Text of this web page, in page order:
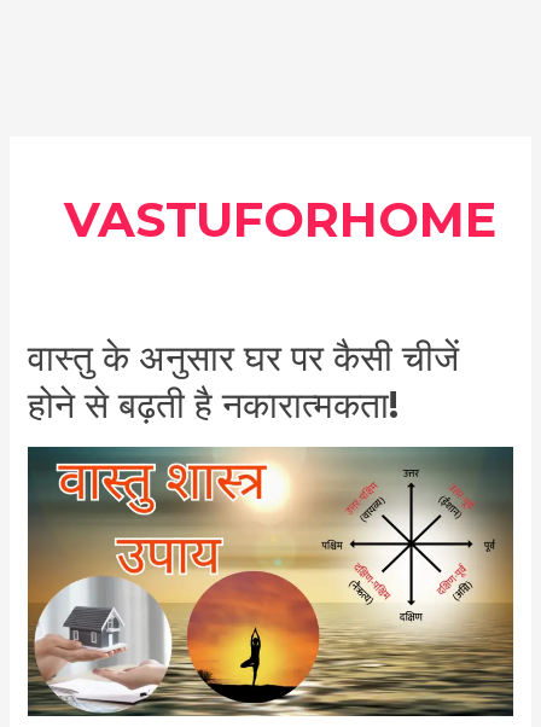
VASTUFORHOME
वास्तु के अनुसार घर पर कैसी चीजें
होने से बढ़ती है नकारात्मकता!
वास्तु
के
अनुसार
बढ़ती
है
नकारात्मकता!